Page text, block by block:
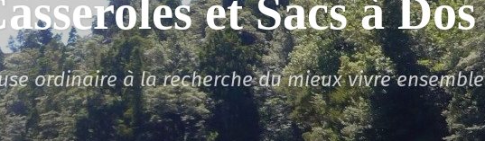
et Sacs à Dos
ordinaire à la recherche du mieux vivre ensemble